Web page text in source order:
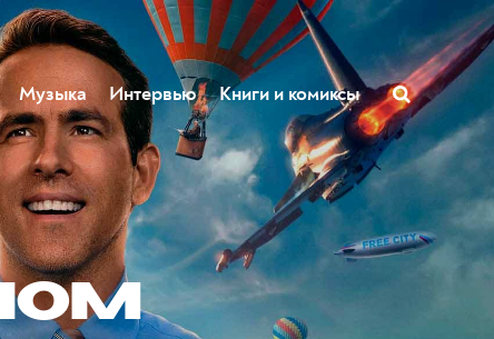
Музыка Интервью Книги и комиксы